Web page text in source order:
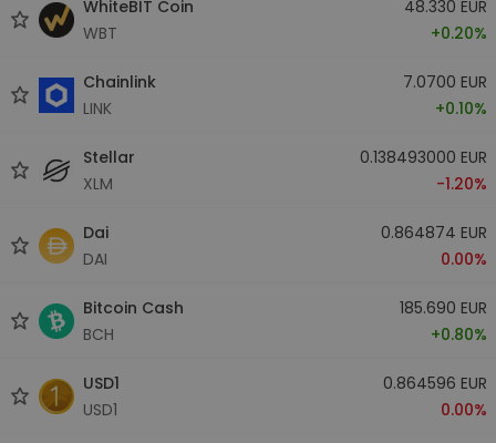
WhiteBIT Coin
WBT
48.330 EUR
+0.20%
Chainlink
LINK
7.0700 EUR
+0.10%
Stellar
XLM
0.138493000 EUR
-1.20%
Dai
DAI
0.864874 EUR
0.00%
Bitcoin Cash
BCH
185.690 EUR
+0.80%
USD1
USD1
0.864596 EUR
0.00%